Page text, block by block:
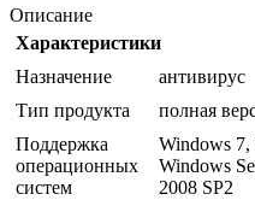
Описание
Характеристики
Назначение
антивирус
Тип продукта
полная
Поддержка
операционных
систем
Windows 7,
Windows
2008 SP2